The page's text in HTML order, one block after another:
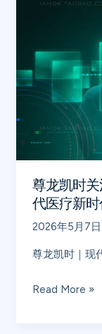
尊龙凯时
代医疗新时
2026年5月7日
尊龙凯时｜现
关
注
医
医
究：
科
技
推
现
Read More »